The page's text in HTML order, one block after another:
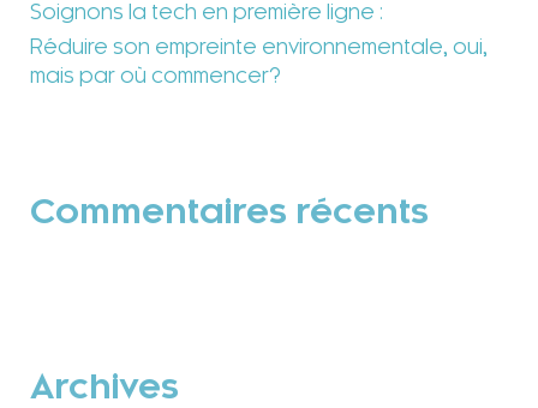
Soignons la tech en première ligne :
Réduire son empreinte environnementale, oui,
mais par où commencer?
Commentaires récents
Archives